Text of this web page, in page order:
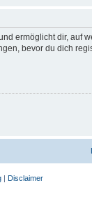
ermöglicht dir, auf
bevor du dich
| Disclaimer